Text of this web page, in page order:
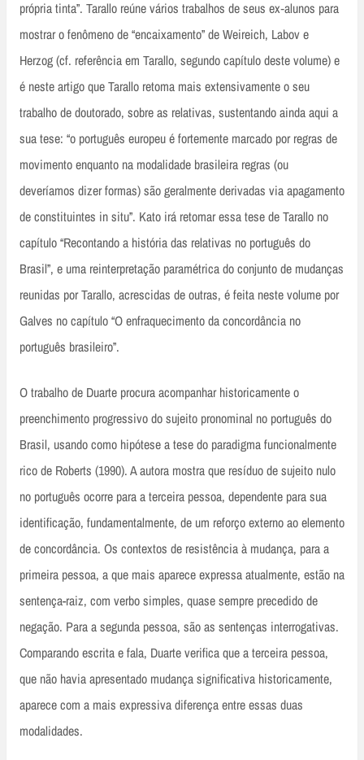
própria tinta”. Tarallo reúne vários trabalhos de seus ex‑alunos para
mostrar o fenômeno de “encaixamento” de Weireich, Labov e
Herzog (cf. referência em Tarallo, segundo capítulo deste volume) e
é neste artigo que Tarallo retoma mais extensivamente o seu
trabalho de doutorado, sobre as relativas, sustentando ainda aqui a
sua tese: “o português europeu é fortemente marcado por regras de
movimento enquanto na modalidade brasileira regras (ou
deveríamos dizer formas) são geralmente derivadas via apagamento
de constituintes in situ”. Kato irá retomar essa tese de Tarallo no
capítulo “Recontando a história das relativas no português do
Brasil”, e uma reinterpretação paramétrica do conjunto de mudanças
reunidas por Tarallo, acrescidas de outras, é feita neste volume por
Galves no capítulo “O enfraquecimento da concordância no
português brasileiro”.
O trabalho de Duarte procura acompanhar historicamente o
preenchimento progressivo do sujeito pronominal no português do
Brasil, usando como hipótese a tese do paradigma funcionalmente
rico de Roberts (1990). A autora mostra que resíduo de sujeito nulo
no português ocorre para a terceira pessoa, dependente para sua
identificação, fundamentalmente, de um reforço externo ao elemento
de concordância. Os contextos de resistência à mudança, para a
primeira pessoa, a que mais aparece expressa atualmente, estão na
sentença-raiz, com verbo simples, quase sempre precedido de
negação. Para a segunda pessoa, são as sentenças interrogativas.
Comparando escrita e fala, Duarte verifica que a terceira pessoa,
que não havia apresentado mudança significativa historicamente,
aparece com a mais expressiva diferença entre essas duas
modalidades.